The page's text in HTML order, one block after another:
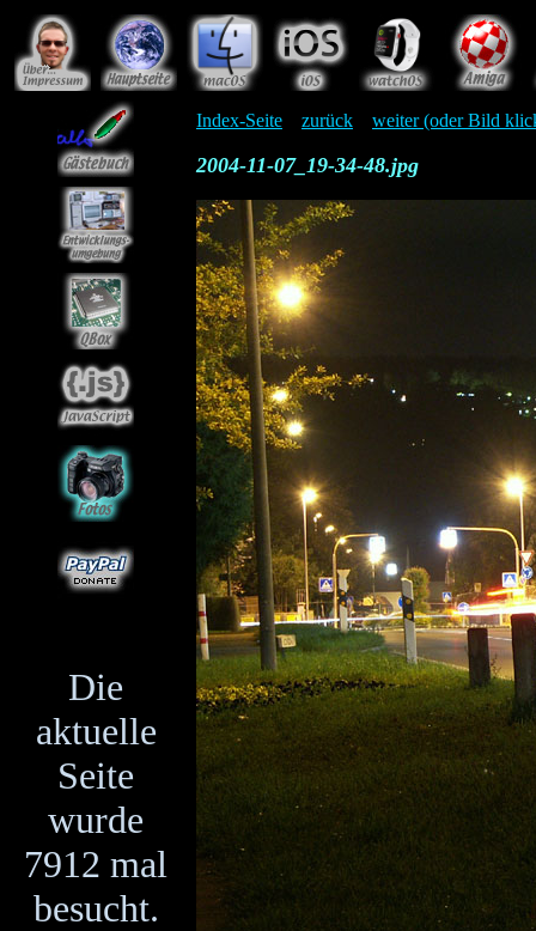
Die
aktuelle
Seite
wurde
7912 mal
besucht.
Index-Seite zurück weiter (oder Bild
2004-11-07_19-34-48.jpg